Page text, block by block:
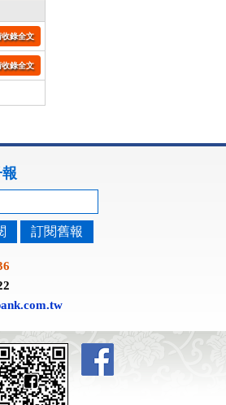
收錄全文
收錄全文
訂閱舊報